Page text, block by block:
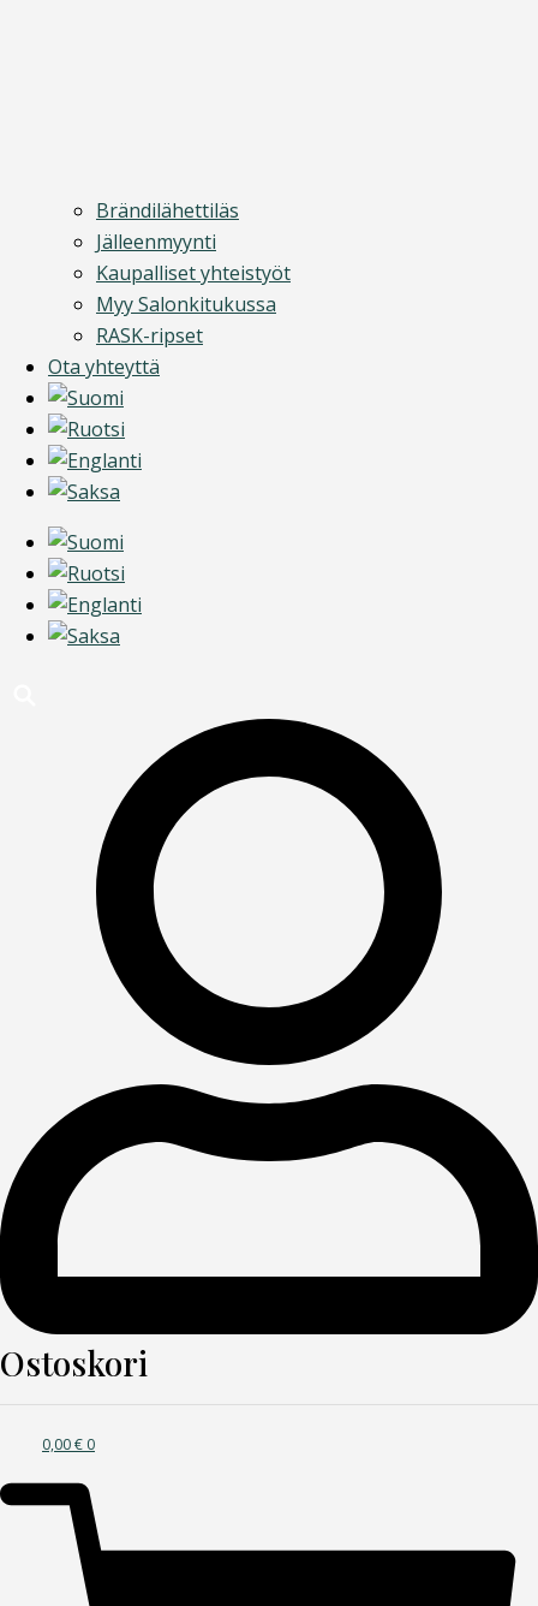
Brändilähettiläs
Jälleenmyynti
Kaupalliset yhteistyöt
Myy Salonkitukussa
RASK-ripset
Ota yhteyttä
Ostoskori
0,00€ 0